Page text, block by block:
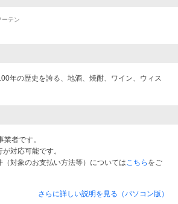
ーテン
年の歴史を誇る、地酒、焼酎、ワイン、ウィス
者です。
対応可能です。
対象のお支払い方法等）についてはこちら をご
さらに詳しい説明を見る（パソコン版）